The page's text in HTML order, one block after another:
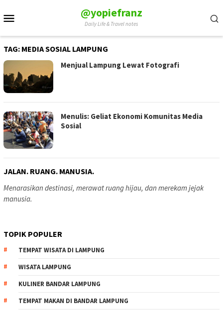
to
@yopiefranz
Daily Life & Travel notes
TAG: MEDIA SOSIAL LAMPUNG
Menjual Lampung Lewat Fotografi
Menulis: Geliat Ekonomi Komunitas Media
Sosial
JALAN. RUANG. MANUSIA.
Menarasikan destinasi, merawat ruang hijau, dan merekam jejak
manusia.
TOPIK POPULER
TEMPAT WISATA DI LAMPUNG
WISATA LAMPUNG
KULINER BANDAR LAMPUNG
TEMPAT MAKAN DI BANDAR LAMPUNG